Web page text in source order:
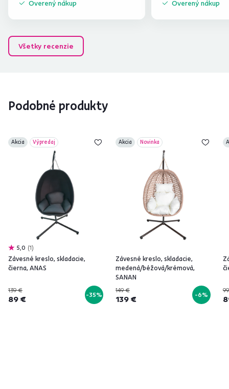
Overený nákup Overený nákup
Všetky recenzie
Podobné produkty
Akcia Výpredaj
5,0 1
Závesné kreslo, skladacie,
čierna, ANAS
139 €
89 € -35%
Akcia Novinka
Závesné kreslo, skladacie,
medená/béžová/krémová,
SANAN
149 €
139 € -6%